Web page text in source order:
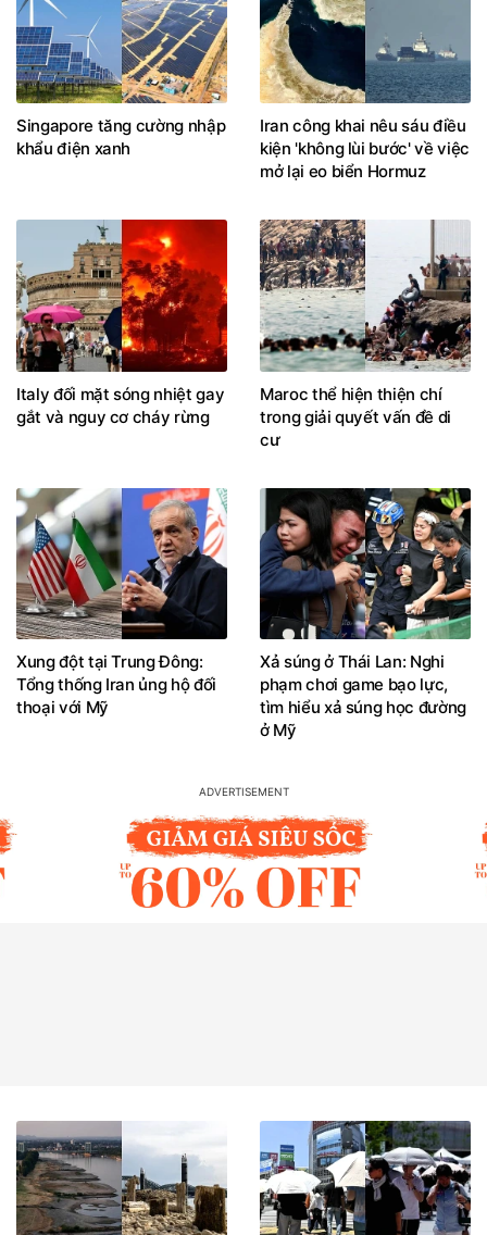
Singapore tăng cường nhập
khẩu điện xanh
Iran công khai nêu sáu điều
kiện 'không lùi bước' về việc
mở lại eo biển Hormuz
Italy đối mặt sóng nhiệt gay
gắt và nguy cơ cháy rừng
Maroc thể hiện thiện chí
trong giải quyết vấn đề di
cư
Xung đột tại Trung Đông:
Tổng thống Iran ủng hộ đối
thoại với Mỹ
Xả súng ở Thái Lan: Nghi
phạm chơi game bạo lực,
tìm hiểu xả súng học đường
ở Mỹ